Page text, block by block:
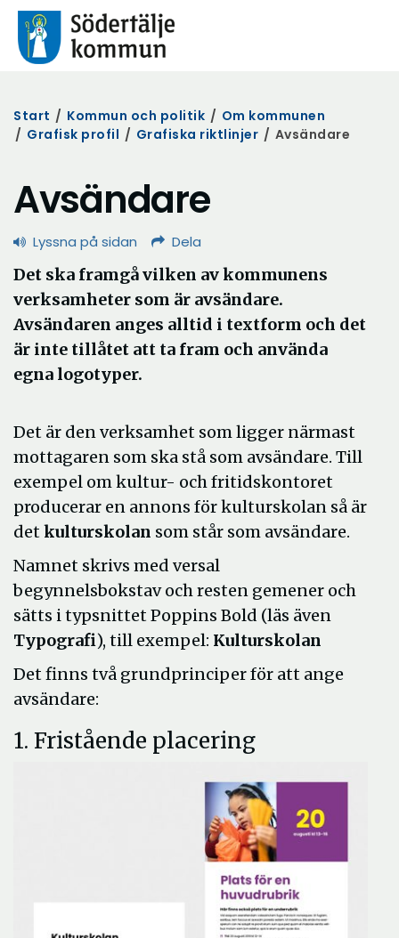
Start / Kommun och politik / Om kommunen
/ Grafisk profil / Grafiska riktlinjer / Avsändare
Avsändare
Lyssna på sidan Dela
Det ska framgå vilken av kommunens
verksamheter som är avsändare.
Avsändaren anges alltid i textform och det
är inte tillåtet att ta fram och använda
egna logotyper.
Det är den verksamhet som ligger närmast
mottagaren som ska stå som avsändare. Till
exempel om kultur- och fritidskontoret
producerar en annons för kulturskolan så är
detkulturskolan som står som avsändare.
Namnet skrivs med versal
begynnelsbokstav och resten gemener och
sätts i typsnittet Poppins Bold (läs även
Typografi), till exempel: Kulturskolan
Det finns två grundprinciper för att ange
avsändare:
1. Fristående placering